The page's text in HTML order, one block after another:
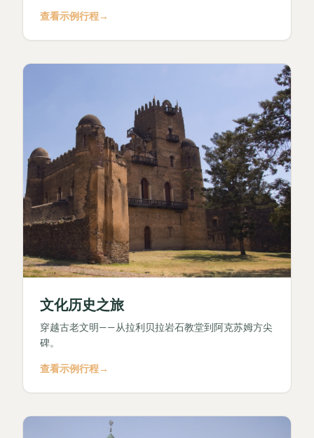
查看示例行程→
文化历史之旅
穿越古老文明——从拉利贝拉岩石教堂到阿克苏姆方尖
碑。
查看示例行程→